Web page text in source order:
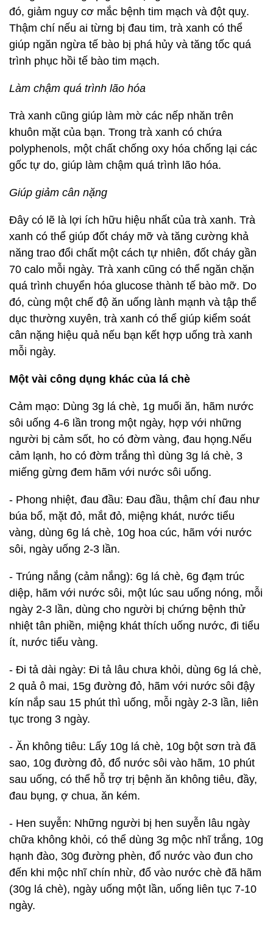
đó, giảm nguy cơ mắc bệnh tim mạch và đột quỵ.
Thậm chí nếu ai từng bị đau tim, trà xanh có thể
giúp ngăn ngừa tế bào bị phá hủy và tăng tốc quá
trình phục hồi tế bào tim mạch.
Làm chậm quá trình lão hóa
Trà xanh cũng giúp làm mờ các nếp nhăn trên
khuôn mặt của bạn. Trong trà xanh có chứa
polyphenols, một chất chống oxy hóa chống lại các
gốc tự do, giúp làm chậm quá trình lão hóa.
Giúp giảm cân nặng
Đây có lẽ là lợi ích hữu hiệu nhất của trà xanh. Trà
xanh có thể giúp đốt cháy mỡ và tăng cường khả
năng trao đổi chất một cách tự nhiên, đốt cháy gần
70 calo mỗi ngày. Trà xanh cũng có thể ngăn chặn
quá trình chuyển hóa glucose thành tế bào mỡ. Do
đó, cùng một chế độ ăn uống lành mạnh và tập thể
dục thường xuyên, trà xanh có thể giúp kiểm soát
cân nặng hiệu quả nếu bạn kết hợp uống trà xanh
mỗi ngày.
Một vài công dụng khác của lá chè
Cảm mạo: Dùng 3g lá chè, 1g muối ăn, hãm nước
sôi uống 4-6 lần trong một ngày, hợp với những
người bị cảm sốt, ho có đờm vàng, đau họng.Nếu
cảm lạnh, ho có đờm trắng thì dùng 3g lá chè, 3
miếng gừng đem hãm với nước sôi uống.
- Phong nhiệt, đau đầu: Đau đầu, thậm chí đau như
búa bổ, mặt đỏ, mắt đỏ, miệng khát, nước tiểu
vàng, dùng 6g lá chè, 10g hoa cúc, hãm với nước
sôi, ngày uống 2-3 lần.
- Trúng nắng (cảm nắng): 6g lá chè, 6g đạm trúc
diệp, hãm với nước sôi, một lúc sau uống nóng, mỗi
ngày 2-3 lần, dùng cho người bị chứng bệnh thử
nhiệt tân phiền, miệng khát thích uống nước, đi tiểu
ít, nước tiểu vàng.
- Đi tả dài ngày: Đi tả lâu chưa khỏi, dùng 6g lá chè,
2 quả ô mai, 15g đường đỏ, hãm với nước sôi đậy
kín nắp sau 15 phút thì uống, mỗi ngày 2-3 lần, liên
tục trong 3 ngày.
- Ăn không tiêu: Lấy 10g lá chè, 10g bột sơn trà đã
sao, 10g đường đỏ, đổ nước sôi vào hãm, 10 phút
sau uống, có thể hỗ trợ trị bệnh ăn không tiêu, đầy,
đau bụng, ợ chua, ăn kém.
- Hen suyễn: Những người bị hen suyễn lâu ngày
chữa không khỏi, có thể dùng 3g mộc nhĩ trắng, 10g
hạnh đào, 30g đường phèn, đổ nước vào đun cho
đến khi mộc nhĩ chín nhừ, đổ vào nước chè đã hãm
(30g lá chè), ngày uống một lần, uống liên tục 7-10
ngày.